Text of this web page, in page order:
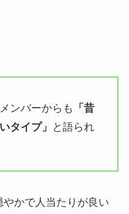
ンバーからも
「昔
タイプ」
と語られ
かで人当たりが良い